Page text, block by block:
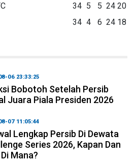
34 5 5 24 20
34 4 6 24 18
06 23:33:25
Bobotoh Setelah Persib
Juara Piala Presiden 2026
07 11:05:44
Lengkap Persib Di Dewata
Series 2026, Kapan Dan
Mana?